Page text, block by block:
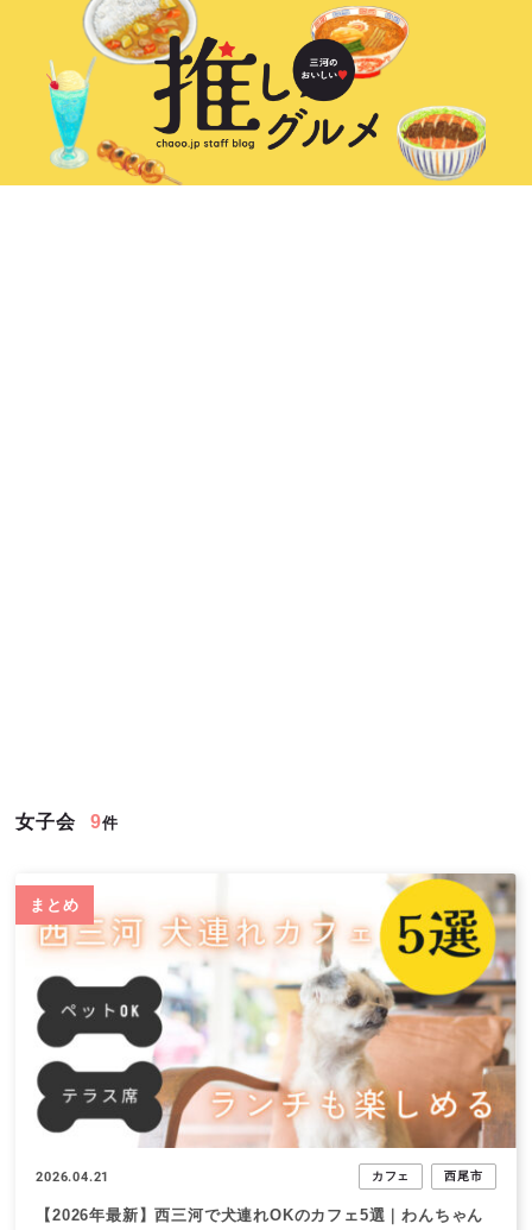
女子会 9件
まとめ
2026.04.21 カフェ 西尾市
【2026年最新】西三河で犬連れOKのカフェ5選｜わんちゃん